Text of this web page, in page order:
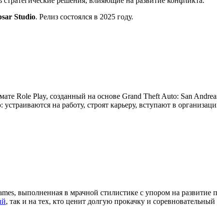
Studio. Релиз состоялся в 2025 году.
Role Play, созданный на основе Grand Theft Auto: San
на работу, строят карьеру, вступают в
выполненная в мрачной стилистике с упором на
, так и на тех, кто ценит долгую прокачку и соревновательный